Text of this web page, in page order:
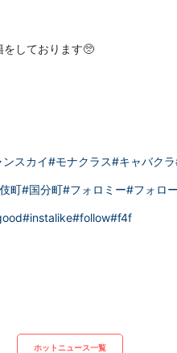
をしております🥺
スカイ#モナクラス#キャバクラ
町#国分町#フォロミー#フォロー
#instalike#follow#f4f
ホットニュース一覧